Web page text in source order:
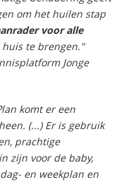
om het huilen stap
voor alle
te brengen."
Jonge
komt er een
(...) Er is gebruik
prachtige
zijn voor de baby,
en weekplan en